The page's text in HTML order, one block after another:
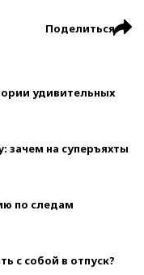
Поделиться
удивительных
зачем на суперъяхты
по следам
с собой в отпуск?